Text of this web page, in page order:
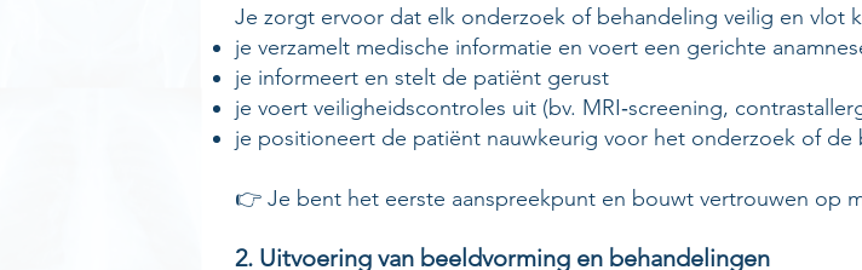
Je zorgt ervoor dat elk onderzoek of behandeling veilig en vlot
je verzamelt medische informatie en voert een gerichte
je informeert en stelt de patiënt gerust
je voert veiligheidscontroles uit (bv. MRI‑screening,
je positioneert de patiënt nauwkeurig voor het onderzoek of de
👉 Je bent het eerste aanspreekpunt en bouwt vertrouwen op
2. Uitvoering van beeldvorming en behandelingen